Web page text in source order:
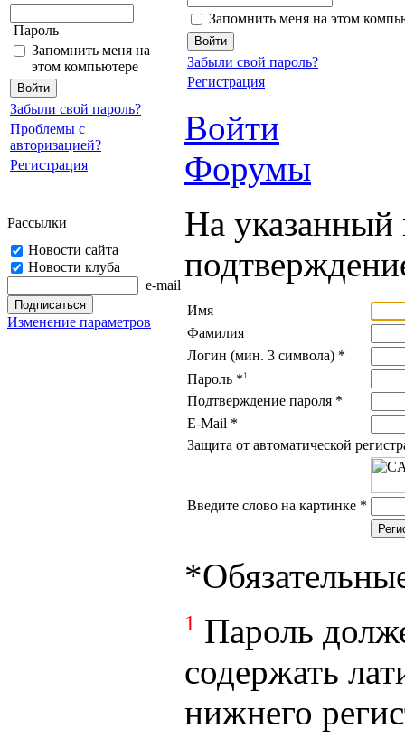
Пароль
Запомнить меня на
этом компьютере
Забыли свой пароль?
Проблемы с
авторизацией?
Регистрация
Рассылки
Новости сайта
Новости клуба
e-mail
Изменение параметров
Запомнить меня на этом
Забыли свой пароль?
Регистрация
Войти
Форумы
На указанный
Имя
Фамилия
Логин (мин. 3 символа) *
Пароль *1
Подтверждение пароля *
E-Mail *
Защита от автоматической
Введите слово на картинке *
*
1 Пароль
содержать
нижнего